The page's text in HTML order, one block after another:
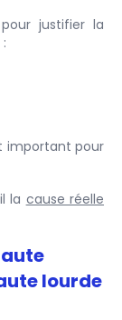
justifier la
important pour
la cause réelle
lourde